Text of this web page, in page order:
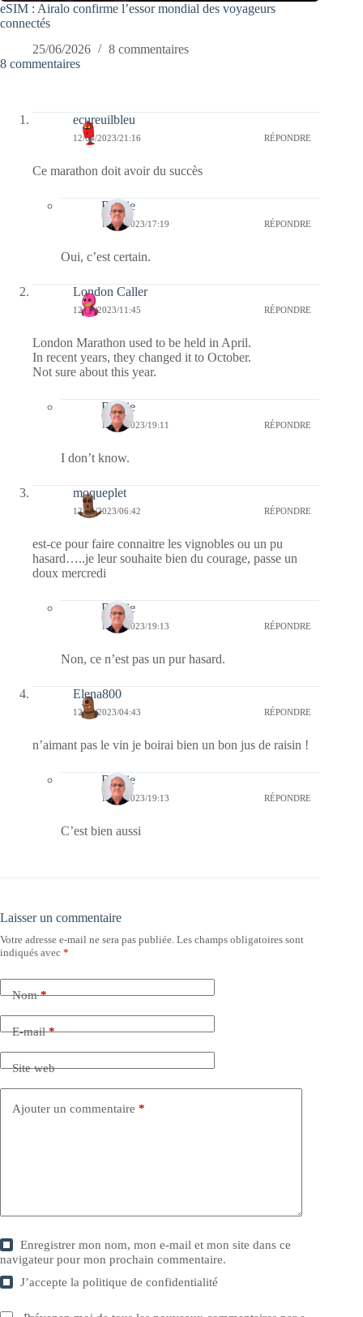
eSIM : Airalo confirme l’essor mondial des voyageurs
connectés
25/06/2026
8 commentaires
8 commentaires
ecureuilbleu
12/04/2023/21:16 RÉPONDRE
Ce marathon doit avoir du succès
Bernie
13/04/2023/17:19 RÉPONDRE
Oui, c’est certain.
London Caller
12/04/2023/11:45 RÉPONDRE
London Marathon used to be held in April.
In recent years, they changed it to October.
Not sure about this year.
Bernie
12/04/2023/19:11 RÉPONDRE
I don’t know.
moqueplet
12/04/2023/06:42 RÉPONDRE
est-ce pour faire connaitre les vignobles ou un pu
hasard…..je leur souhaite bien du courage, passe un
doux mercredi
Bernie
12/04/2023/19:13 RÉPONDRE
Non, ce n’est pas un pur hasard.
Elena800
12/04/2023/04:43 RÉPONDRE
n’aimant pas le vin je boirai bien un bon jus de raisin !
Bernie
12/04/2023/19:13 RÉPONDRE
C’est bien aussi
Laisser un commentaire
Votre adresse e-mail ne sera pas publiée. Les champs obligatoires sont
indiqués avec *
Nom*
E-mail*
Site web
Ajouter un commentaire *
Enregistrer mon nom, mon e-mail et mon site dans ce
navigateur pour mon prochain commentaire.
J’accepte lapolitique de confidentialité